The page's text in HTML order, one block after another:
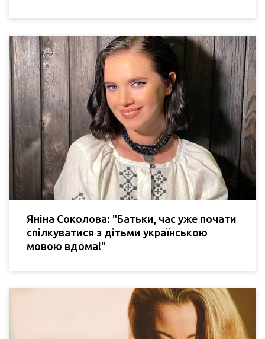
Яніна Соколова: "Батьки, час уже почати
спілкуватися з дітьми українською
мовою вдома!"